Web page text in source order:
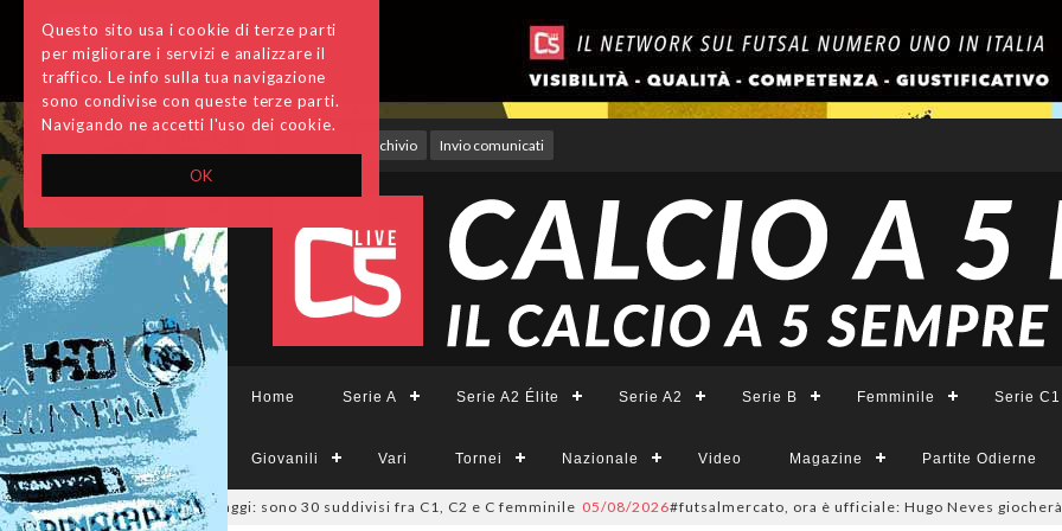
OK
Questo sito usa i cookie di terze parti
per migliorare i servizi e analizzare il
traffico. Le info sulla tua navigazione
sono condivise con queste terze parti.
Navigando ne accetti l'uso dei cookie.
Archivio Invio comunicati
Home Serie A Serie A2 Élite Serie A2 Serie B Femminile Serie C1
Giovanili Vari Tornei Nazionale Video Magazine Partite Odierne
deliberati i ripescaggi: sono 30 suddivisi fra C1, C2 e C femminile 05/08/2026#futsalmercato, ora è ufficiale: Hugo Neves giocherà nel